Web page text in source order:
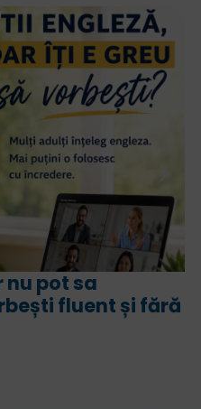
engleză bilingv?
avantaje și